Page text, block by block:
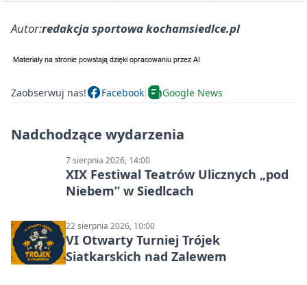
Autor:redakcja sportowa kochamsiedlce.pl
Zaobserwuj nas! Facebook Google News
Nadchodzące wydarzenia
7 sierpnia 2026, 14:00
XIX Festiwal Teatrów Ulicznych „pod
Niebem” w Siedlcach
22 sierpnia 2026, 10:00
VI Otwarty Turniej Trójek
Siatkarskich nad Zalewem